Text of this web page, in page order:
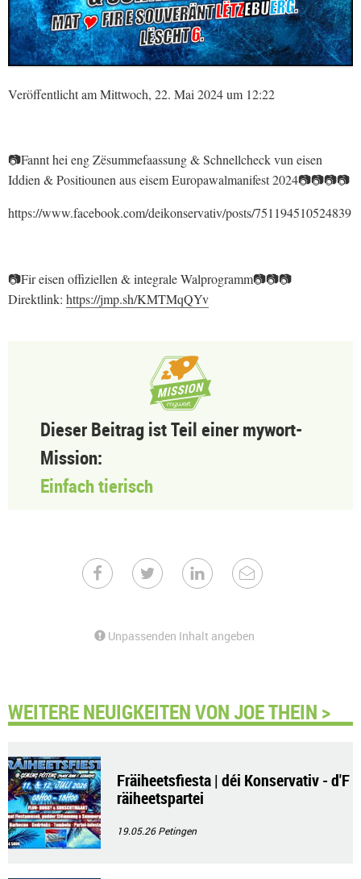
Veröffentlicht am Mittwoch, 22. Mai 2024 um 12:22
📷Fannt hei eng Zësummefaassung & Schnellcheck vun eisen
Iddien & Positiounen aus eisem Europawalmanifest 2024📷📷📷📷
https://www.facebook.com/deikonservativ/posts/751194510524839
📷Fir eisen offiziellen & integrale Walprogramm📷📷📷
Direktlink: https://jmp.sh/KMTMqQYv
Dieser Beitrag ist Teil einer mywort-
Mission:
Einfach tierisch
Unpassenden Inhalt angeben
WEITERE NEUIGKEITEN VON JOE THEIN >
Fräiheetsfiesta | déi Konservativ - d'F
räiheetspartei
19.05.26Petingen